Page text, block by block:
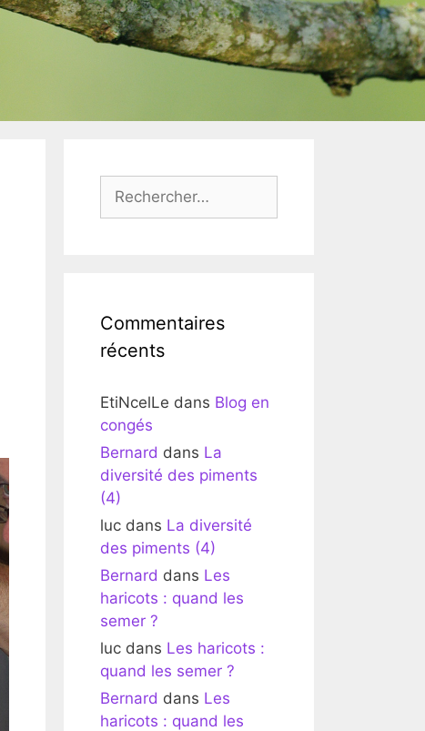
Commentaires
récents
EtiNcelLe dans Blog en
congés
Bernard dans La
diversité des piments
(4)
luc dans La diversité
des piments (4)
Bernard dans Les
haricots : quand les
semer ?
luc dans Les haricots :
quand les semer ?
Bernard dans Les
haricots : quand les